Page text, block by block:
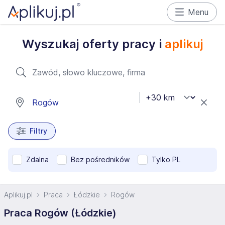
Menu
Wyszukaj oferty pracy i aplikuj
Filtry
Zdalna Bez pośredników Tylko PL
Aplikuj.pl Praca Łódzkie Rogów
Praca Rogów (Łódzkie)